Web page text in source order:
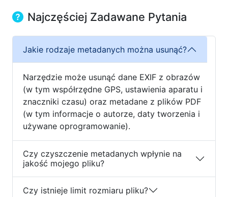
Najczęściej Zadawane Pytania
Jakie rodzaje metadanych można usunąć?
Narzędzie może usunąć dane EXIF z obrazów
(w tym współrzędne GPS, ustawienia aparatu i
znaczniki czasu) oraz metadane z plików PDF
(w tym informacje o autorze, daty tworzenia i
używane oprogramowanie).
Czy czyszczenie metadanych wpłynie na
jakość mojego pliku?
Czy istnieje limit rozmiaru pliku?